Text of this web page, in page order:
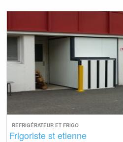
REFRIGÉRATEUR ET FRIGO
Frigoriste st etienne